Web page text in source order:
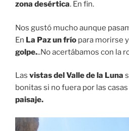
zona desértica. En fin.
Nos gustó mucho aunque
En La Paz un frío para morirse
golpe...No acertábamos con la
Las vistas del Valle de la Luna
bonitas si no fuera por las
paisaje.